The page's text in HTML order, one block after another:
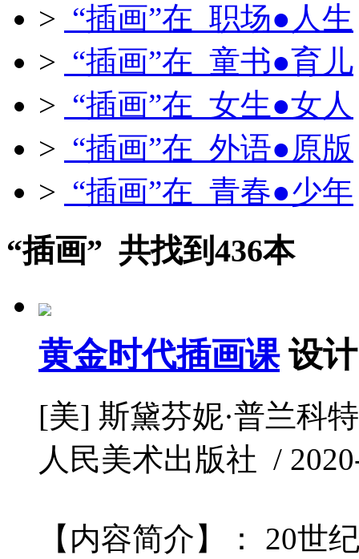
> “插画”在 职场●人生
> “插画”在 童书●育儿
> “插画”在 女生●女人
> “插画”在 外语●原版
> “插画”在 青春●少年
“插画” 共找到436本
黄金时代插画课 设
[美] 斯黛芬妮·普兰科
人民美术出版社 /
【内容简介】： 20世